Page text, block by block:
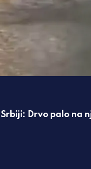
Drvo palo na